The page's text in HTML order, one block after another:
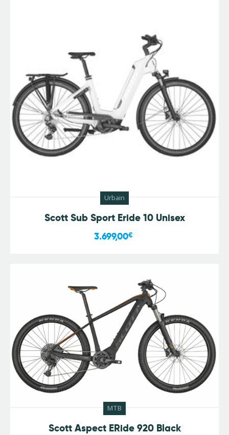
Urbain
Scott Sub Sport Eride 10 Unisex
3.699,00€
MTB
Scott Aspect ERide 920 Black